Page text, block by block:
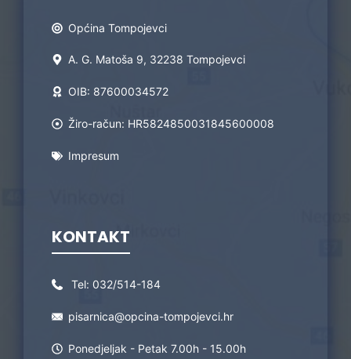
Općina Tompojevci
A. G. Matoša 9, 32238 Tompojevci
OIB: 87600034572
Žiro-račun: HR5824850031845600008
Impresum
KONTAKT
Tel: 032/514-184
pisarnica@opcina-tompojevci.hr
Ponedjeljak - Petak 7.00h - 15.00h